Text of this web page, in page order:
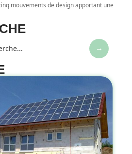
mouvements de design apportant une